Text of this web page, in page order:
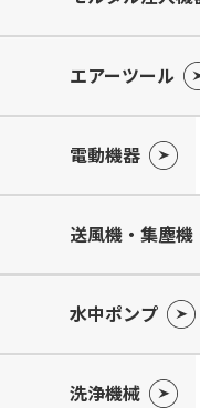
エアーツール
電動機器
送風機・集塵機
水中ポンプ
洗浄機械